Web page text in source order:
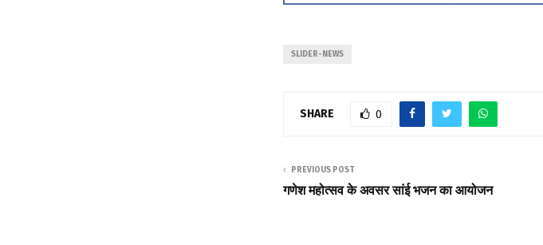
SLIDER-NEWS
SHARE 0
PREVIOUS POST
गणेश महोत्सव के अवसर सांई भजन का आयोजन